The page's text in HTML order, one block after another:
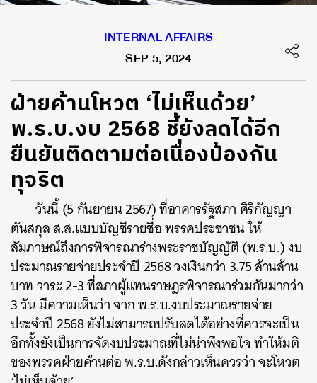
INTERNAL AFFAIRS
SEP 5, 2024
ฝ่ายค้านโหวต ‘ไม่เห็นด้วย’
พ.ร.บ.งบ 2568 ชี้ยังลดได้อีก
ยืนยันติดตามต่อเนื่องป้องกัน
ทุจริต
วันนี้ (5 กันยายน 2567) ที่อาคารรัฐสภา ศิริกัญญา
ตันสกุล ส.ส.แบบบัญชีรายชื่อ พรรคประชาชน ให้
สัมภาษณ์ถึงการพิจารณาร่างพระราชบัญญัติ (พ.ร.บ.) งบ
ประมาณรายจ่ายประจำปี 2568 วงเงินกว่า 3.75 ล้านล้าน
บาท วาระ 2-3 ที่สภาผู้แทนราษฎรพิจารณาร่วมกันมากว่า
3 วัน มีความเห็นว่า จาก พ.ร.บ.งบประมาณรายจ่าย
ประจำปี 2568 ยังไม่สามารถปรับลดได้อย่างที่ควรจะเป็น
อีกทั้งยังเป็นการจัดงบประมาณที่ไม่น่าพึงพอใจ ทำให้มติ
ของพรรคฝ่ายค้านต่อ พ.ร.บ.ดังกล่าวเห็นควรว่า จะโหวต